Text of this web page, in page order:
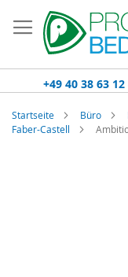
Inhalt
springen
+49 40 38 63 12
Startseite Büro
Faber-Castell